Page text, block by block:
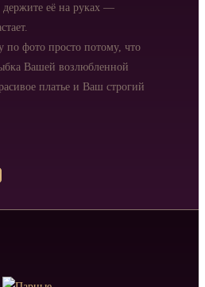
её на руках —
по фото просто потому, что
Вашей возлюбленной
платье и Ваш строгий